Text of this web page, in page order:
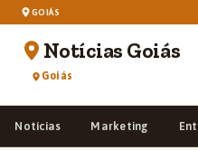
GOIÁS
Notícias Goiás
Goiás
Notícias Marketing